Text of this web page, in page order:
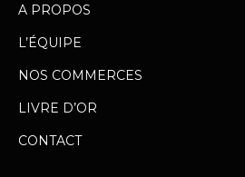
A PROPOS
L’ÉQUIPE
NOS COMMERCES
LIVRE D’OR
CONTACT